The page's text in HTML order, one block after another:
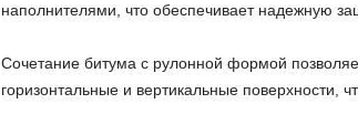
наполнителями, что обеспечивает надежную
Сочетание битума с рулонной формой
горизонтальные и вертикальные поверхности,